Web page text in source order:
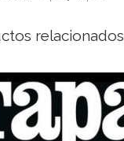
relacionados